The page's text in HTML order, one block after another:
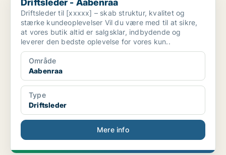
Driftsleder - Aabenraa
Driftsleder til [xxxxx] – skab struktur, kvalitet og
stærke kundeoplevelser Vil du være med til at sikre,
at vores butik altid er salgsklar, indbydende og
leverer den bedste oplevelse for vores kun..
Område
Aabenraa
Type
Driftsleder
Mere info